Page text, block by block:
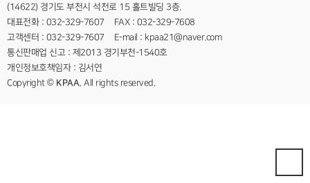
(14622) 경기도 부천시 석천로 15 홀트빌딩 3층.
대표전화 : 032-329-7607 FAX : 032-329-7608
고객센터 : 032-329-7607 E-mail : kpaa21@naver.com
통신판매업 신고 : 제2013 경기부천-1540호
개인정보호책임자 : 김서연
Copyright © KPAA. All rights reserved.